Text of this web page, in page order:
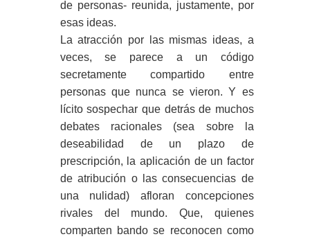
de personas- reunida, justamente, por
esas ideas.
La atracción por las mismas ideas, a
veces, se parece a un código
secretamente compartido entre
personas que nunca se vieron. Y es
lícito sospechar que detrás de muchos
debates racionales (sea sobre la
deseabilidad de un plazo de
prescripción, la aplicación de un factor
de atribución o las consecuencias de
una nulidad) afloran concepciones
rivales del mundo. Que, quienes
comparten bando se reconocen como